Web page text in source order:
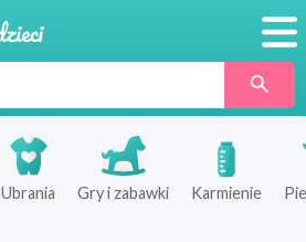
Produkty
Sklepy
Ubrania Gry i zabawki Karmienie